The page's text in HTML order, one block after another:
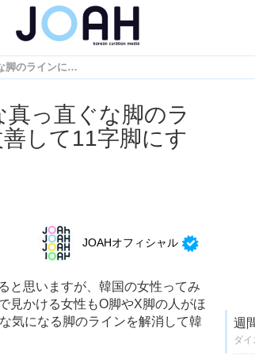
韓国女子のような真っ直ぐな脚のラインに♡O脚を改善して11字脚にする７つの方法
っ直ぐな脚のラ
して11字脚にす
JOAHオフィシャル
と思いますが、韓国の女性ってみ
見かける女性もO脚やX脚の人がほ
気になる脚のラインを解消して韓
週
ダ